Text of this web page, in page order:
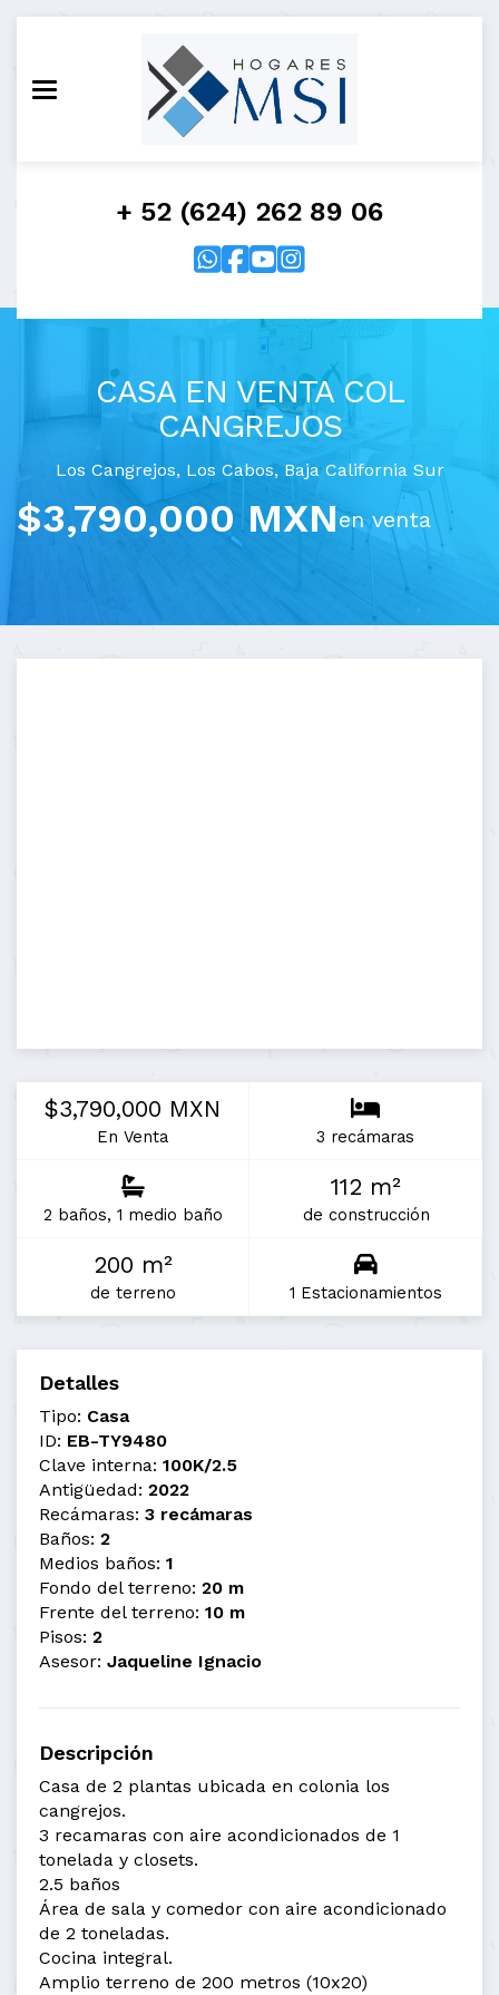
Toggle navigation
+ 52 (624) 262 89 06
CASA EN VENTA COL
CANGREJOS
Los Cangrejos, Los Cabos, Baja California Sur
$3,790,000 MXNen venta
$3,790,000 MXN
En Venta 3 recámaras
2 baños, 1 medio baño
112 m²
de construcción
200 m²
de terreno 1 Estacionamientos
Detalles
Tipo: Casa
ID: EB-TY9480
Clave interna: 100K/2.5
Antigüedad: 2022
Recámaras: 3 recámaras
Baños: 2
Medios baños: 1
Fondo del terreno: 20 m
Frente del terreno: 10 m
Pisos: 2
Asesor: Jaqueline Ignacio
Descripción
Casa de 2 plantas ubicada en colonia los
cangrejos.
3 recamaras con aire acondicionados de 1
tonelada y closets.
2.5 baños
Área de sala y comedor con aire acondicionado
de 2 toneladas.
Cocina integral.
Amplio terreno de 200 metros (10x20)